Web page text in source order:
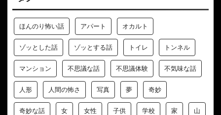
ほんのり怖い話 アパート オカルト
ゾッとした話 ゾッとする話 トイレ トンネル
マンション 不思議な話 不思議体験 不気味な話
人形 人間の怖さ 写真 夢 奇妙
奇妙な話 女 女性 子供 学校 家 山